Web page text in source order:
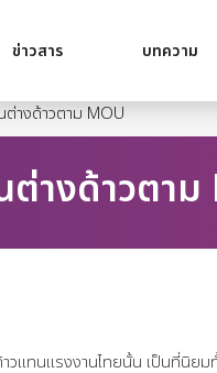
ข่าวสาร บทความ
ต่างด้าวตาม MOU
ต่างด้าวตา
วแทนแรงงานไทยนั้น เป็นที่นิย